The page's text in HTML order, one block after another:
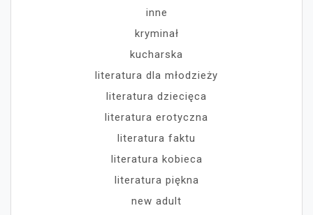
inne
kryminał
kucharska
literatura dla młodzieży
literatura dziecięca
literatura erotyczna
literatura faktu
literatura kobieca
literatura piękna
new adult